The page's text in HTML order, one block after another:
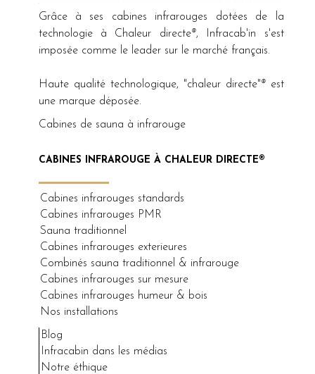
Grâce à ses cabines infrarouges dotées de la
technologie à Chaleur directe®, Infracab'in s'est
imposée comme le leader sur le marché français.
Haute qualité technologique, "chaleur directe"®est
une marque déposée.
Cabines de sauna à infrarouge
CABINES INFRAROUGE À CHALEUR DIRECTE®
Cabines infrarouges standards
Cabines infrarouges PMR
Sauna traditionnel
Cabines infrarouges exterieures
Combinés sauna traditionnel & infrarouge
Cabines infrarouges sur mesure
Cabines infrarouges humeur & bois
Nos installations
Blog
Infracabin dans les médias
Notre éthique